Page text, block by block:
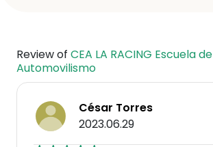
Review of CEA LA RACING Escuela de
Automovilismo
César Torres
2023.06.29